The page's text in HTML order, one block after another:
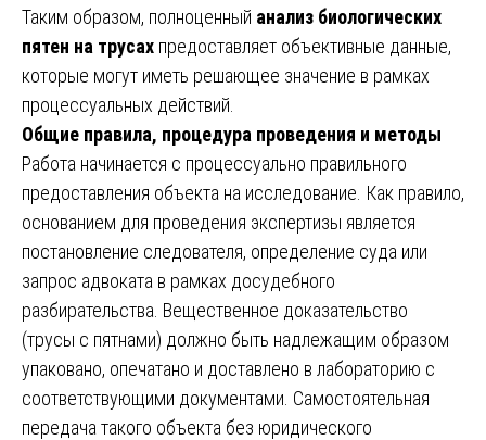
Таким образом, полноценный анализ биологических
пятен на трусах предоставляет объективные данные,
которые могут иметь решающее значение в рамках
процессуальных действий.
Общие правила, процедура проведения и методы
Работа начинается с процессуально правильного
предоставления объекта на исследование. Как правило,
основанием для проведения экспертизы является
постановление следователя, определение суда или
запрос адвоката в рамках досудебного
разбирательства. Вещественное доказательство
(трусы с пятнами) должно быть надлежащим образом
упаковано, опечатано и доставлено в лабораторию с
соответствующими документами. Самостоятельная
передача такого объекта без юридического